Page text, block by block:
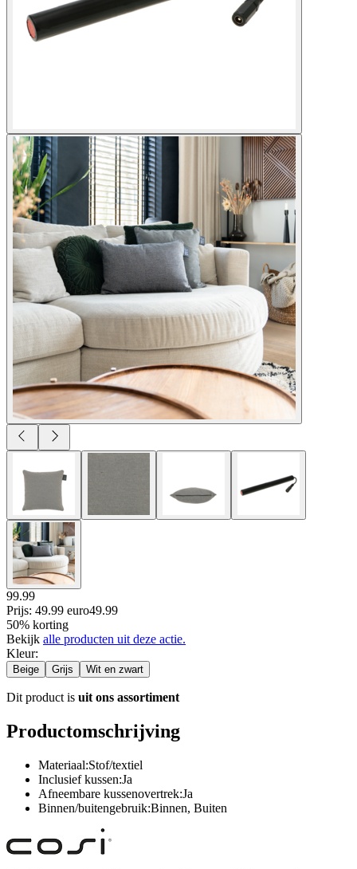
99.99
Prijs: 49.99 euro49.99
50% korting
Bekijk alle producten uit deze actie.
Kleur:
Beige Grijs Wit en zwart
Dit product is uit ons assortiment
Productomschrijving
Materiaal:Stof/textiel
Inclusief kussen:Ja
Afneembare kussenovertrek:Ja
Binnen/buitengebruik:Binnen, Buiten